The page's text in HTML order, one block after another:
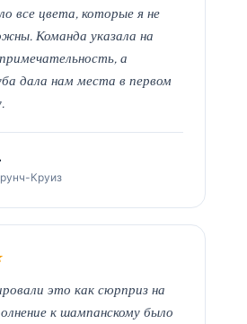
все цвета, которые я не
Команда указала на
а
дала нам места в первом
Круиз
это как сюрприз на
к шампанскому было